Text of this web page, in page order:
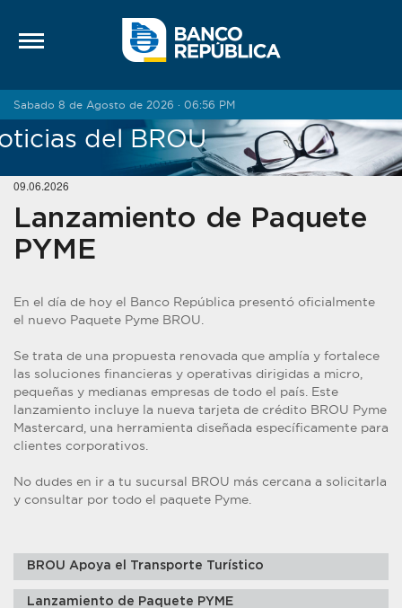
Sabado 8 de Agosto de 2026 · 06:56 PM
del BROU
09.06.2026
Lanzamiento de Paquete
PYME
En el día de hoy el Banco República presentó oficialmente
el nuevo Paquete Pyme BROU.
Se trata de una propuesta renovada que amplía y fortalece
las soluciones financieras y operativas dirigidas a micro,
pequeñas y medianas empresas de todo el país. Este
lanzamiento incluye la nueva tarjeta de crédito BROU Pyme
Mastercard, una herramienta diseñada específicamente para
clientes corporativos.
No dudes en ir a tu sucursal BROU más cercana a solicitarla
y consultar por todo el paquete Pyme.
BROU Apoya el Transporte Turístico
Lanzamiento de Paquete PYME